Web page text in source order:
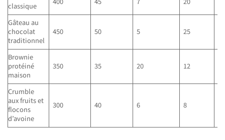
classique
Gâteau au
chocolat
traditionnel
450 50 5 25
Brownie
protéiné
maison
350 35 20 12
Crumble
aux fruits et
flocons
d’avoine
300 40 6 8